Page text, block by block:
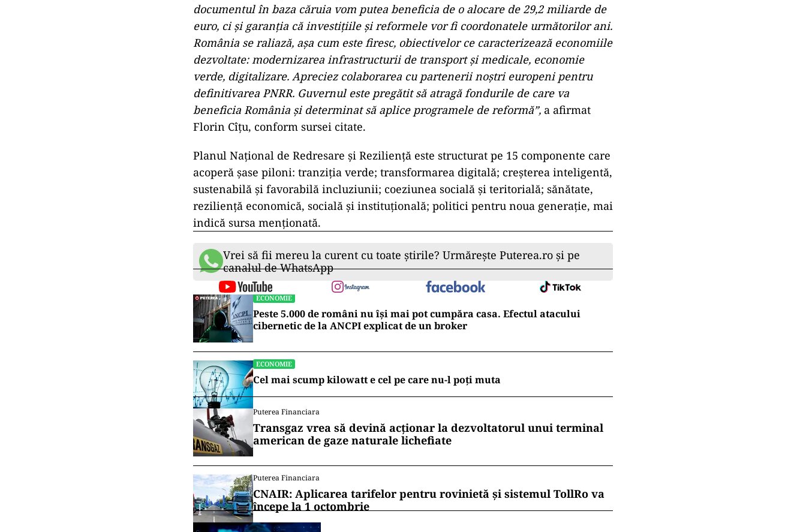
documentul în baza căruia vom putea beneficia de o alocare de 29,2 miliarde de
euro, ci şi garanţia că investiţiile şi reformele vor fi coordonatele următorilor ani.
România se raliază, aşa cum este firesc, obiectivelor ce caracterizează economiile
dezvoltate: modernizarea infrastructurii de transport şi medicale, economie
verde, digitalizare. Apreciez colaborarea cu partenerii noştri europeni pentru
definitivarea PNRR. Guvernul este pregătit să atragă fondurile de care va
beneficia România şi determinat să aplice programele de reformă”, a afirmat
Florin Cîţu, conform sursei citate.
Planul Naţional de Redresare şi Rezilienţă este structurat pe 15 componente care
acoperă şase piloni: tranziţia verde; transformarea digitală; creşterea inteligentă,
sustenabilă şi favorabilă incluziunii; coeziunea socială şi teritorială; sănătate,
rezilienţă economică, socială şi instituţională; politici pentru noua generaţie, mai
indică sursa menţionată.
Vrei să fii mereu la curent cu toate știrile? Urmărește Puterea.ro și pe
canalul de WhatsApp
ECONOMIE
Peste 5.000 de români nu își mai pot cumpăra casa. Efectul atacului
cibernetic de la ANCPI explicat de un broker
ECONOMIE
Cel mai scump kilowatt e cel pe care nu-l poți muta
Puterea Financiara
Transgaz vrea să devină acționar la dezvoltatorul unui terminal
american de gaze naturale lichefiate
Puterea Financiara
CNAIR: Aplicarea tarifelor pentru rovinietă și sistemul TollRo va
începe la 1 octombrie